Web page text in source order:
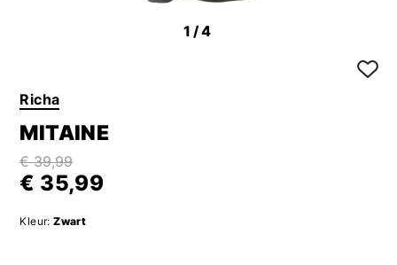
1 /4
Richa
MITAINE
€ 39,99
€ 35,99
Kleur: Zwart